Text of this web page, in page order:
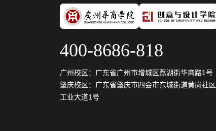
400-8686-818
广州校区：广东省广州市增城区荔湖街华商路1号
肇庆校区：广东省肇庆市四会市东城街道黄岗社区
工业大道1号